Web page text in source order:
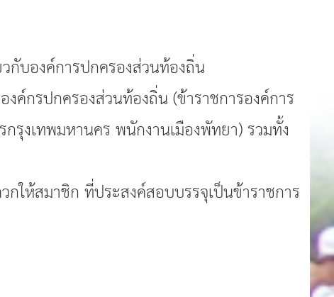
กับองค์การปกครองส่วนท้องถิ่น
ค์กรปกครองส่วนท้องถิ่น (ข้าราชการองค์การ
งเทพมหานคร พนักงานเมืองพัทยา) รวมทั้ง
ห้สมาชิก ที่ประสงค์สอบบรรจุเป็นข้าราชการ